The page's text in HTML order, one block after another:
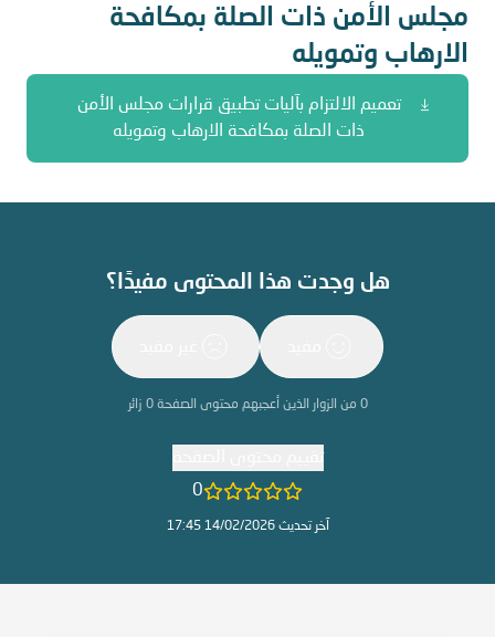
مجلس الأمن ذات الصلة بمكافحة
الارهاب وتمويله
تعميم الالتزام بآليات تطبيق قرارات مجلس الأمن
ذات الصلة بمكافحة الارهاب وتمويله
هل وجدت هذا المحتوى مفيدًا؟
0 من الزوار الذين أعجبهم محتوى الصفحة0 زائر
0
آخر تحديث 14/02/2026 17:45